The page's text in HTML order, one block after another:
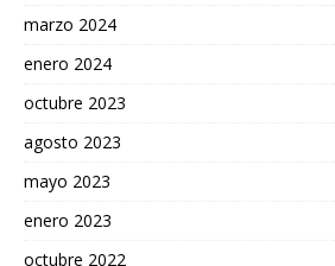
marzo 2024
enero 2024
octubre 2023
agosto 2023
mayo 2023
enero 2023
octubre 2022